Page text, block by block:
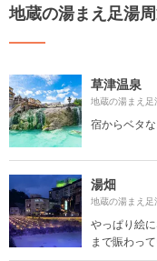
地蔵の湯まえ足湯
草津温泉
地蔵の湯まえ足
宿からベタ
湯畑
地蔵の湯まえ足
やっぱり絵
まで賑わっ